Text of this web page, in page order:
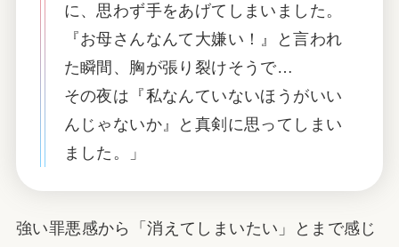
に、思わず手をあげてしまいました。
『お母さんなんて大嫌い！』と言われ
た瞬間、胸が張り裂けそうで…
その夜は『私なんていないほうがいい
んじゃないか』と真剣に思ってしまい
ました。」
強い罪悪感から「消えてしまいたい」とまで感じ